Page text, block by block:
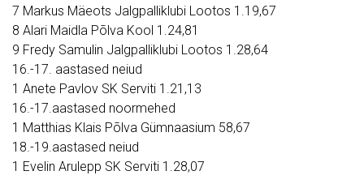
7 Markus Mäeots Jalgpalliklubi Lootos 1.19,67
8 Alari Maidla Põlva Kool 1.24,81
9 Fredy Samulin Jalgpalliklubi Lootos 1.28,64
16.-17. aastased neiud
1 Anete Pavlov SK Serviti 1.21,13
16.-17.aastased noormehed
1 Matthias Klais Põlva Gümnaasium 58,67
18.-19.aastased neiud
1 Evelin Arulepp SK Serviti 1.28,07